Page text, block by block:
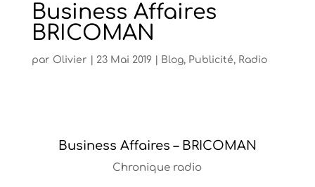
Business Affaires
BRICOMAN
par Olivier 23 Mai 2019| Blog, Publicité, Radio
Business Affaires – BRICOMAN
Chronique radio